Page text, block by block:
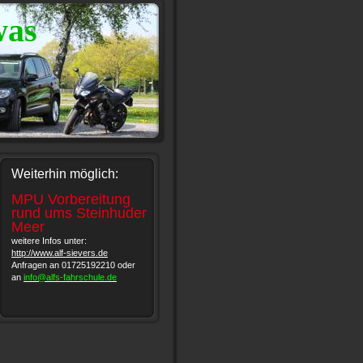
Weiterhin möglich:
MPU Vorbereitung
rund ums Steinhuder
Meer
weitere Infos unter:
http://www.alf-sievers.de
Anfragen an 01725192210 oder
an info@alfs-fahrschule.de